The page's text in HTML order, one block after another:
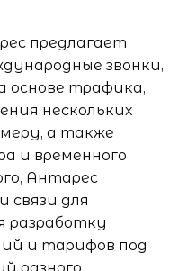
предлагает
звонки,
основе трафика,
нескольких
а также
и временного
Антарес
связи для
разработку
и тарифов под